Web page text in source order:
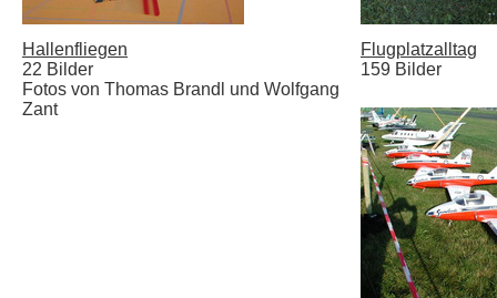
Hallenfliegen
22 Bilder
Fotos von Thomas Brandl und Wolfgang
Zant
Flugplatzalltag
159 Bilder